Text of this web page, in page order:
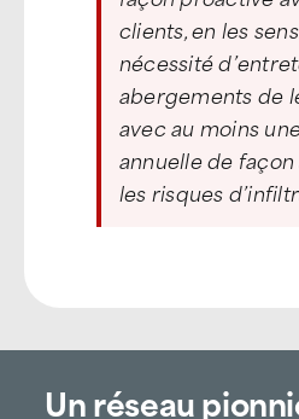
clients, en les
nécessité
abergements de
avec au moins
annuelle de
les risques
Un réseau